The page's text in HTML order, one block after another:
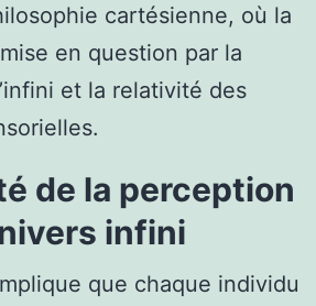
cartésienne, où la
en question par la
et la relativité des
de la perception
infini
que chaque individu